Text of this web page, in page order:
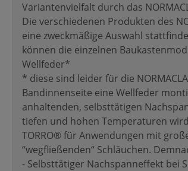
Variantenvielfalt durch das
Die verschiedenen Produkten des
eine zweckmäßige Auswahl
können die einzelnen
Wellfeder*
* diese sind leider für die
Bandinnenseite eine Wellfeder
anhaltenden, selbsttätigen
tiefen und hohen Temperaturen
TORRO® für Anwendungen mit
“wegfließenden“ Schläuchen.
- Selbsttätiger Nachspanneffekt bei